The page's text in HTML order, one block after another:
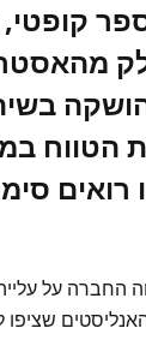
הטווח
רואים